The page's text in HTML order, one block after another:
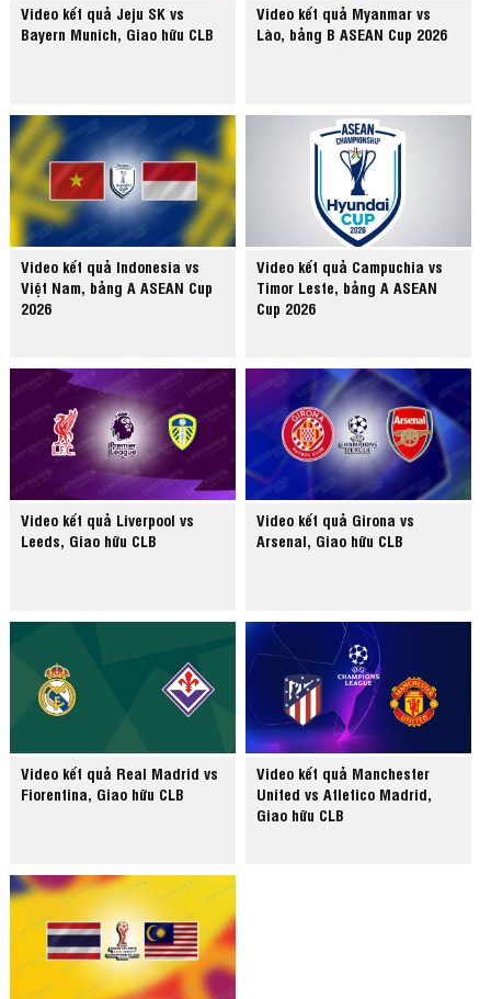
Video kết quả Jeju SK vs
Bayern Munich, Giao hữu CLB
Video kết quả Myanmar vs
Lào, bảng B ASEAN Cup 2026
Video kết quả Indonesia vs
Việt Nam, bảng A ASEAN Cup
2026
Video kết quả Campuchia vs
Timor Leste, bảng A ASEAN
Cup 2026
Video kết quả Liverpool vs
Leeds, Giao hữu CLB
Video kết quả Girona vs
Arsenal, Giao hữu CLB
Video kết quả Real Madrid vs
Fiorentina, Giao hữu CLB
Video kết quả Manchester
United vs Atletico Madrid,
Giao hữu CLB